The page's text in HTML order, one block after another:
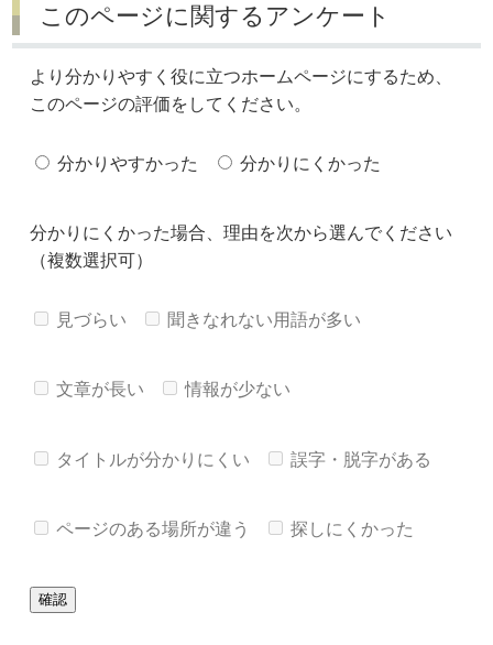
このページに関するアンケート
より分かりやすく役に立つホームページにするため、
このページの評価をしてください。
分かりやすかった 分かりにくかった
分かりにくかった場合、理由を次から選んでください
（複数選択可）
見づらい 聞きなれない用語が多い
文章が長い 情報が少ない
タイトルが分かりにくい 誤字・脱字がある
ページのある場所が違う 探しにくかった